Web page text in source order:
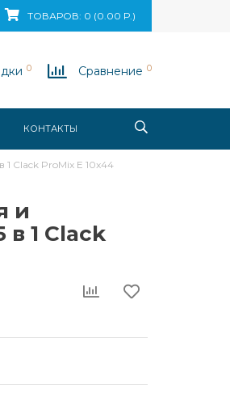
131
ТОВАРОВ: 0 (0.00 Р.)
0 Сравнение 0
КОНТАКТЫ
Clack ProMix E 10x44
и
1 Clack